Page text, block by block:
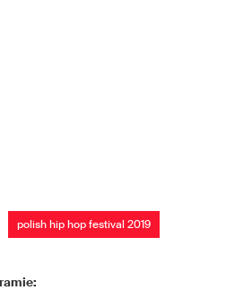
polish hip hop festival 2019